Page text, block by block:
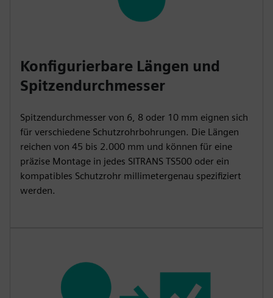
Konfigurierbare Längen und
Spitzendurchmesser
Spitzendurchmesser von 6, 8 oder 10 mm eignen sich
für verschiedene Schutzrohrbohrungen. Die Längen
reichen von 45 bis 2.000 mm und können für eine
präzise Montage in jedes SITRANS TS500 oder ein
kompatibles Schutzrohr millimetergenau spezifiziert
werden.